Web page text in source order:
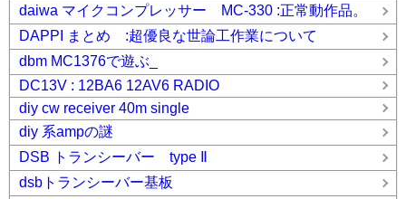
daiwa マイクコンプレッサー MC-330 :正常動作品。
DAPPI まとめ :超優良な世論工作業について
dbm MC1376で遊ぶ_
DC13V : 12BA6 12AV6 RADIO
diy cw receiver 40m single
diy 系ampの謎
DSB トランシーバー type Ⅱ
dsbトランシーバー基板